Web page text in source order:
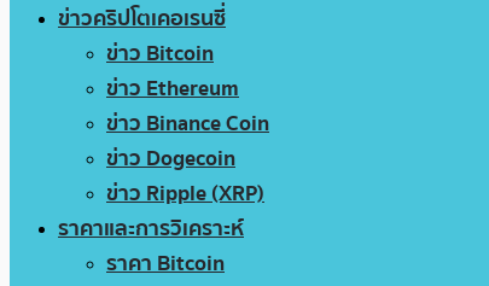
ข่าวคริปโตเคอเรนซี่
ข่าว Bitcoin
ข่าว Ethereum
ข่าว Binance Coin
ข่าว Dogecoin
ข่าว Ripple (XRP)
ราคาและการวิเคราะห์
ราคา Bitcoin